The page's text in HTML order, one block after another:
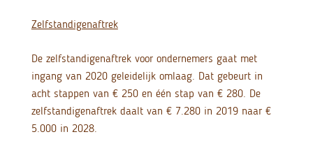
Zelfstandigenaftrek
De zelfstandigenaftrek voor ondernemers gaat met
ingang van 2020 geleidelijk omlaag. Dat gebeurt in
acht stappen van € 250 en één stap van € 280. De
zelfstandigenaftrek daalt van € 7.280 in 2019 naar €
5.000 in 2028.